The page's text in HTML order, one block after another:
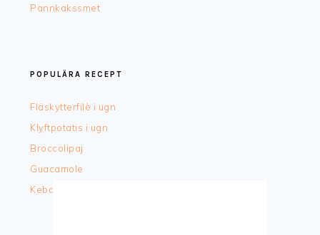
Pannkakssmet
POPULÄRA RECEPT
Fläskytterfilè i ugn
Klyftpotatis i ugn
Broccolipaj
Guacamole
Kebabtallrik